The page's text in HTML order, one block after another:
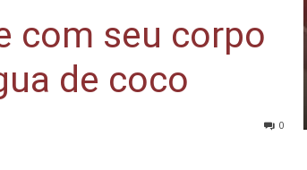
com seu corpo
de coco
0